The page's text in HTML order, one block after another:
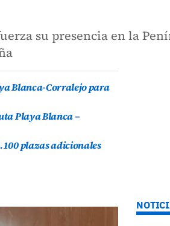
su presencia en la
Blanca-Corralejo para
Playa Blanca –
plazas adicionales